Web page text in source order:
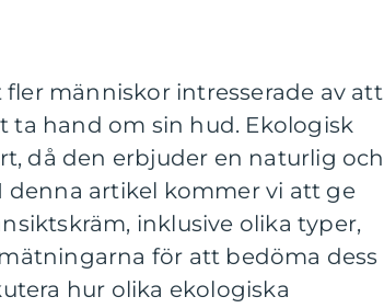
människor intresserade av att
hand om sin hud. Ekologisk
då den erbjuder en naturlig och
artikel kommer vi att ge
inklusive olika typer,
för att bedöma dess
hur olika ekologiska